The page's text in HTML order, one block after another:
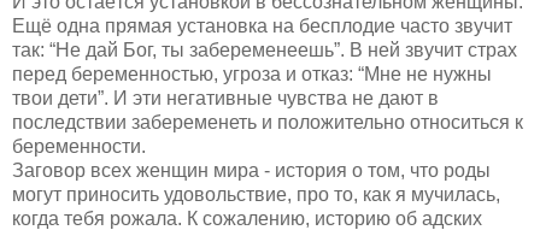
Ещё одна прямая установка на бесплодие часто звучит
так: “Не дай Бог, ты забеременеешь”. В ней звучит страх
перед беременностью, угроза и отказ: “Мне не нужны
твои дети”. И эти негативные чувства не дают в
последствии забеременеть и положительно относиться к
беременности.
Заговор всех женщин мира - история о том, что роды
могут приносить удовольствие, про то, как я мучилась,
когда тебя рожала. К сожалению, историю об адских